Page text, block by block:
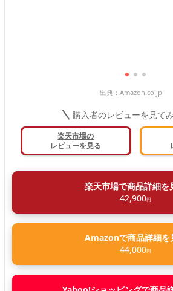
出典： Amazon.co.jp
購入者のレビューを見て
楽天市場の
レビューを見る
楽天市場で商品詳細を
42,900円
Amazonで商品詳細を
44,000円